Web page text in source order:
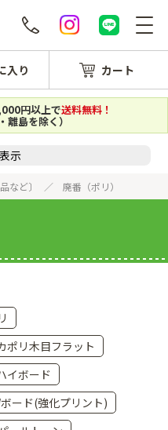
入り カート
円以上で送料無料！
離島を除く）
示
など〕 廃番（ポリ）
ポリ木目フラット
イボード
ード(強化プリント)